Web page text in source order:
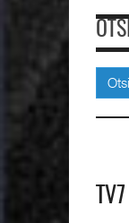
Otsi